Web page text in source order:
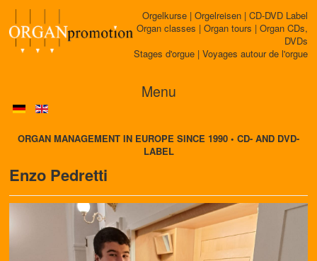
Orgelkurse | Orgelreisen | CD-DVD Label
Organ classes | Organ tours | Organ CDs,
DVDs
Stages d'orgue | Voyages autour de l'orgue
Menu
ORGAN MANAGEMENT IN EUROPE SINCE 1990 • CD- AND DVD-
LABEL
Enzo Pedretti